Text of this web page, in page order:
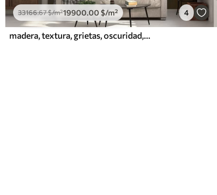
33166.67$/m²19900 .00 $/m² 4
madera, textura, grietas, oscuridad, corteza, superficie